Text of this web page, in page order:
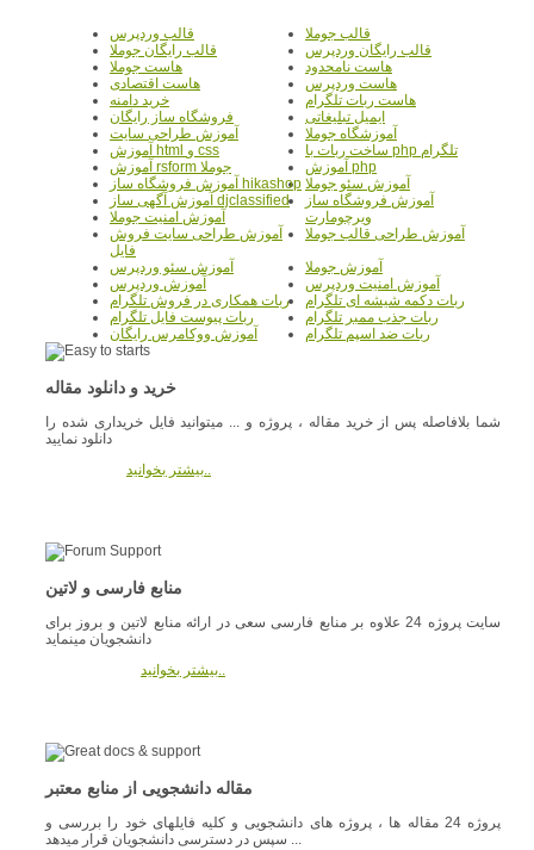
قالب جوملا
قالب وردپرس
قالب رایگان وردپرس
قالب رایگان جوملا
هاست نامحدود
هاست جوملا
هاست وردپرس
هاست اقتصادی
هاست ربات تلگرام
خرید دامنه
ایمیل تبلیغاتی
فروشگاه ساز رایگان
آموزشگاه جوملا
آموزش طراحی سایت
ساخت ربات با php تلگرام
آموزش html و css
آموزش php
آموزش rsform جوملا
آموزش سئو جوملا آموزش فروشگاه ساز hikashop
آموزش فروشگاه ساز
ویرچومارت
آموزش آگهی ساز djclassified
آموزش امنیت جوملا
آموزش طراحی قالب جوملا
آموزش طراحی سایت فروش
فایل
آموزش جوملا
آموزش سئو وردپرس
آموزش امنیت وردپرس
آموزش وردپرس
ربات دکمه شیشه ای تلگرام
ربات همکاری در فروش تلگرام
ربات جذب ممبر تلگرام
ربات پیوست فایل تلگرام
ربات ضد اسپم تلگرام
آموزش ووکامرس رایگان
خرید و دانلود مقاله
شما بلافاصله پس از خرید مقاله ، پروژه و ... میتوانید فایل خریداری شده را
دانلود نمایید
بیشتر بخوانید..
منابع فارسی و لاتین
سایت پروژه 24 علاوه بر منابع فارسی سعی در ارائه منابع لاتین و بروز برای
دانشجویان مینماید
بیشتر بخوانید..
مقاله دانشجویی از منابع معتبر
پروژه 24 مقاله ها ، پروژه های دانشجویی و کلیه فایلهای خود را بررسی و
سپس در دسترسی دانشجویان قرار میدهد ...